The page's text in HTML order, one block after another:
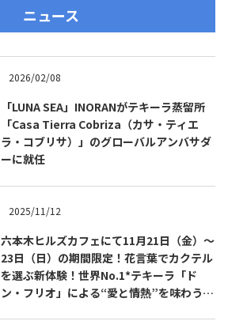
ニュース
2026/02/08
「LUNA SEA」INORANがテキーラ蒸留所
「Casa Tierra Cobriza（カサ・ティエ
ラ・コブリサ）」のグローバルアンバサダ
ーに就任
2025/11/12
六本木ヒルズカフェにて11月21日（金）～
23日（日）の期間限定！花言葉でカクテル
を選ぶ新体験！世界No.1*テキーラ「ド
ン・フリオ」による“愛と情熱”を味わう花